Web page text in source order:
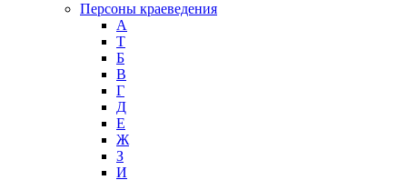
Персоны краеведения
А
T
Б
В
Г
Д
Е
Ж
З
И